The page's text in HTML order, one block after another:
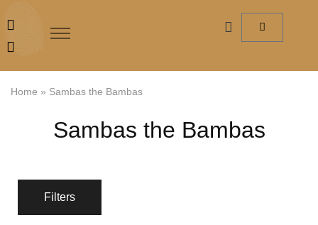
Home » Sambas the Bambas
Sambas the Bambas
Filters